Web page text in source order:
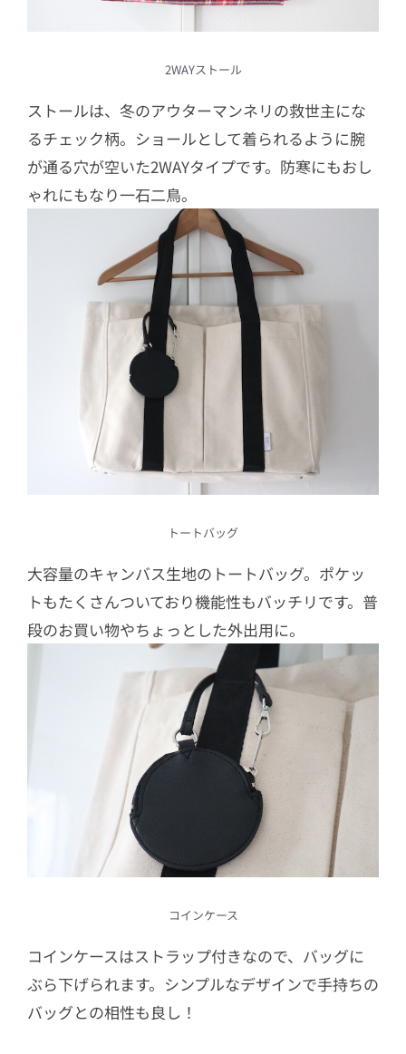
2WAYストール
ストールは、冬のアウターマンネリの救世主にな
るチェック柄。ショールとして着られるように腕
が通る穴が空いた2WAYタイプです。防寒にもおし
ゃれにもなり一石二鳥。
トートバッグ
大容量のキャンバス生地のトートバッグ。ポケッ
トもたくさんついており機能性もバッチリです。普
段のお買い物やちょっとした外出用に。
コインケース
コインケースはストラップ付きなので、バッグに
ぶら下げられます。シンプルなデザインで手持ちの
バッグとの相性も良し！